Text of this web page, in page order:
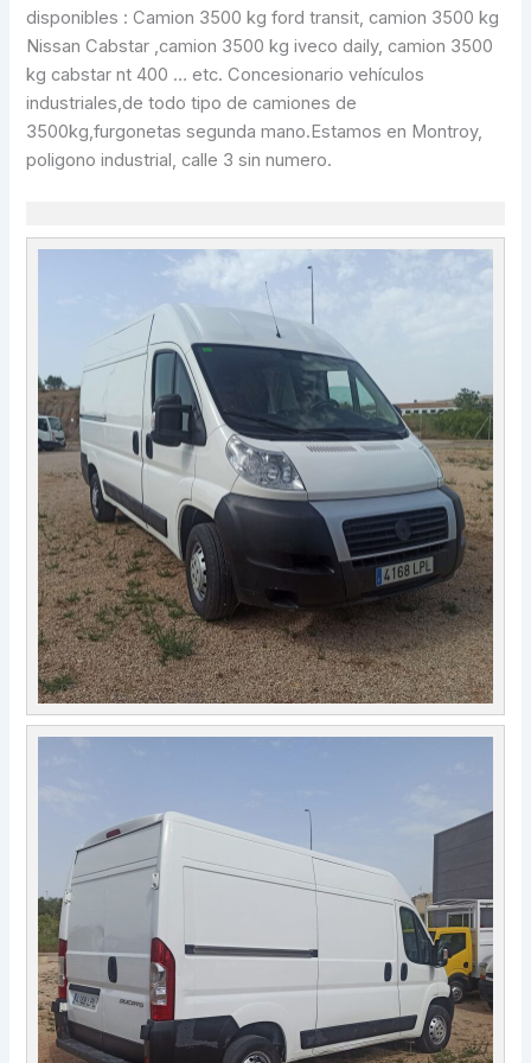
disponibles : Camion 3500 kg ford transit, camion 3500 kg
Nissan Cabstar ,camion 3500 kg iveco daily, camion 3500
kg cabstar nt 400 … etc. Concesionario vehículos
industriales,de todo tipo de camiones de
3500kg,furgonetas segunda mano.Estamos en Montroy,
poligono industrial, calle 3 sin numero.